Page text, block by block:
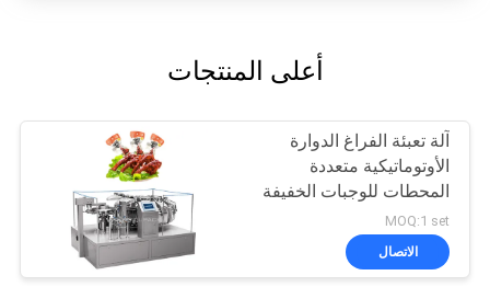
أعلى المنتجات
آلة تعبئة الفراغ الدوارة
الأوتوماتيكية متعددة
المحطات للوجبات الخفيفة
MOQ:1 set
الاتصال